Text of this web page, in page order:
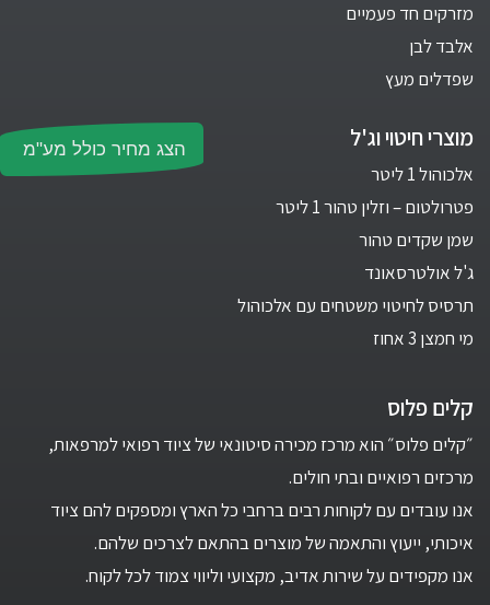
הצג מחיר כולל מע"מ
מזרקים חד פעמיים
אלבד לבן
שפדלים מעץ
מוצרי חיטוי וג'ל
אלכוהול 1 ליטר
פטרולטום – וזלין טהור 1 ליטר
שמן שקדים טהור
ג'ל אולטרסאונד
תרסיס לחיטוי משטחים עם אלכוהול
מי חמצן 3 אחוז
קלים פלוס
״קלים פלוס״ הוא מרכז מכירה סיטונאי של ציוד רפואי למרפאות,
מרכזים רפואיים ובתי חולים.
אנו עובדים עם לקוחות רבים ברחבי כל הארץ ומספקים להם ציוד
איכותי, ייעוץ והתאמה של מוצרים בהתאם לצרכים שלהם.
אנו מקפידים על שירות אדיב, מקצועי וליווי צמוד לכל לקוח.